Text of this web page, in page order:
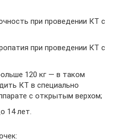
при проведении КТ с
при проведении КТ с
120 кг — в таком
КТ в специально
с открытым верхом;
14 лет.